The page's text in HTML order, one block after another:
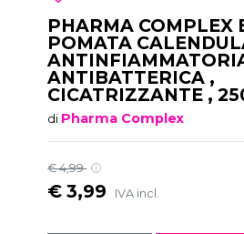
PHARMA COMPLEX
POMATA
ANTIBATTERICA ,
CICATRIZZANTE ,
di Pharma Complex
€ 4,99
€ 3,99 IVA incl.